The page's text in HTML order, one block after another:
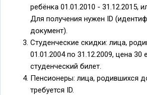
ребёнка 01.01.2010 - 31.12.2015,
Для получения нужен ID
документ).
Студенческие скидки: лица,
01.01.2004 по 31.12.2009, цена 30
студенческий билет.
Пенсионеры: лица, родившихся
требуется ID.